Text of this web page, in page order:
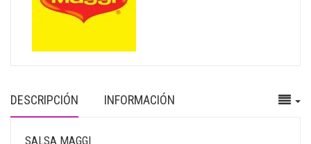
DESCRIPCIÓN INFORMACIÓN
SALSA MAGGI